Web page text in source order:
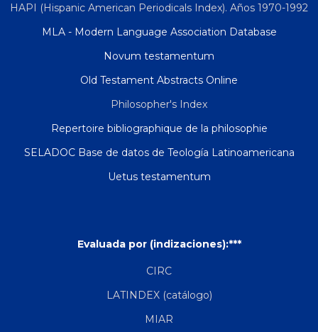
HAPI (Hispanic American Periodicals Index). Años 1970-1992
MLA - Modern Language Association Database
Novum testamentum
Old Testament Abstracts Online
Philosopher's Index
Repertoire bibliographique de la philosophie
SELADOC Base de datos de Teología Latinoamericana
Uetus testamentum
Evaluada por (indizaciones):***
CIRC
LATINDEX (catálogo)
MIAR